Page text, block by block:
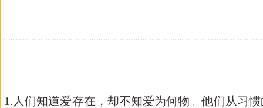
1.人们知道爱存在，却不知爱为何物。他们从习